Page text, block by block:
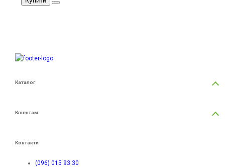
Каталог
Лотки з поліпропілену (PP)
Додаткове обладнання
Кліентам
Гарантія
Оплата і доставка
Контакти
(096) 015 93 30